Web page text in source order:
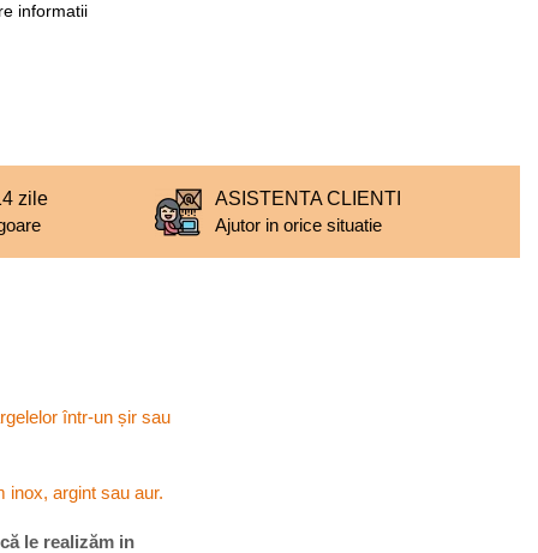
informatii
zile
ASISTENTA CLIENTI
Ajutor in orice situatie
într-un șir sau
inox, argint sau aur.
le realizăm in